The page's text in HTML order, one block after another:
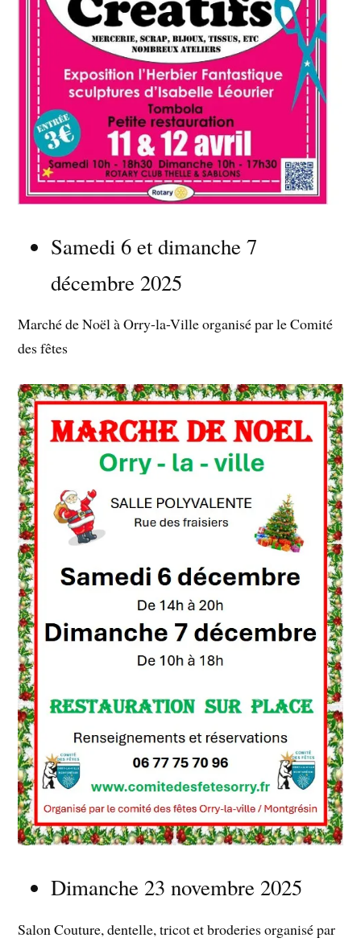
Samedi 6 et dimanche 7
décembre 2025
Marché de Noël à Orry-la-Ville organisé par le Comité
des fêtes
Dimanche 23 novembre 2025
Salon Couture, dentelle, tricot et broderies organisé par